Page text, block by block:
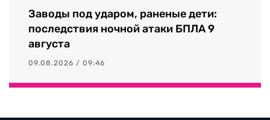
Заводы под ударом, раненые дети:
последствия ночной атаки БПЛА 9
августа
09.08.2026 / 09:46